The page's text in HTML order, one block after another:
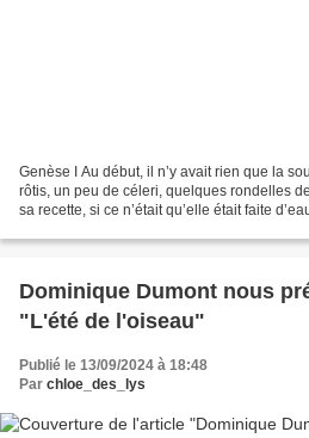
Genèse I Au début, il n’y avait rien que la
rôtis, un peu de céleri, quelques rondelles
sa recette, si ce n’était qu’elle était faite
Dominique Dumont nous
"L'été de l'oiseau"
Publié le 13/09/2024 à 18:48
Par chloe_des_lys